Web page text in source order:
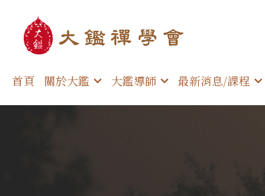
首頁 關於大鑑 大鑑導師 最新消息/課程